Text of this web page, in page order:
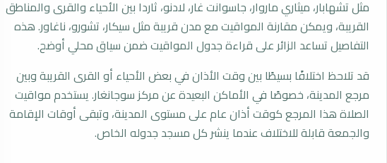
مثل تشهابار، ميثاري ماروار، جاسوانت غار، لادنو، ثاردا بين الأحياء والقرى والمناطق
القريبة، ويمكن مقارنة المواقيت مع مدن قريبة مثل سيكار، تشورو، ناغاور. هذه
التفاصيل تساعد الزائر على قراءة جدول المواقيت ضمن سياق محلي أوضح.
قد تلاحظ اختلافًا بسيطًا بين وقت الأذان في بعض الأحياء أو القرى القريبة وبين
مرجع المدينة، خصوصًا في الأماكن البعيدة عن مركز سوجانغار. يستخدم مواقيت
الصلاة هذا المرجع كوقت أذان عام على مستوى المدينة، وتبقى أوقات الإقامة
والجمعة قابلة للاختلاف عندما ينشر كل مسجد جدوله الخاص.